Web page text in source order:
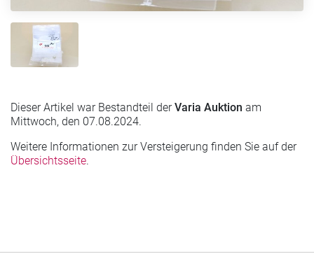
Dieser Artikel war Bestandteil derVaria Auktion am
Mittwoch, den 07.08.2024.
Weitere Informationen zur Versteigerung finden Sie auf der
Übersichtsseite.